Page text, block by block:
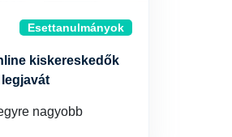
Esettanulmányok
kiskereskedők
nagyobb